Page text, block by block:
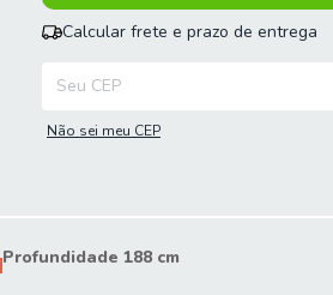
Calcular frete e prazo de entrega
Não sei meu CEP
Profundidade 188 cm